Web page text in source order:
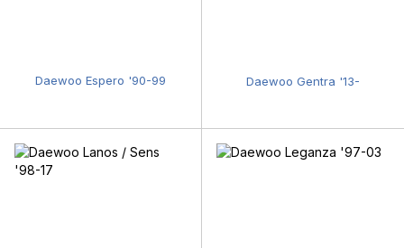
Daewoo Espero '90-99 Daewoo Gentra '13-